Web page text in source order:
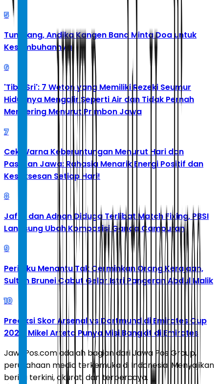
5
Tumbang, Andika Kangen Band Minta Doa untuk
Kesembuhannya
6
'Tibo Sri': 7 Weton yang Memiliki Rezeki Seumur
Hidupnya Mengalir Seperti Air dan Tidak Pernah
Mengering Menurut Primbon Jawa
7
Cek Warna Keberuntungan Menurut Hari dan
Pasaran Jawa: Rahasia Menarik Energi Positif dan
Kesuksesan Setiap Hari!
8
Jafar dan Adnan Diduga Terlibat Match Fixing, PBSI
Langsung Ubah Komposisi Ganda Campuran
9
Perilaku Menantu Tak Cerminkan Orang Kerajaan,
Sultan Brunei Cabut Gelar Istri Pangeran Abdul Malik
10
Prediksi Skor Arsenal vs Dortmund di Emirates Cup
2026: Mikel Arteta Punya Misi Bangkit di Emirates
JawaPos.com adalah bagian dari Jawa Pos Group,
perusahaan media terkemuka di Indonesia. Menyajikan
berita terkini, akurat, dan terpercaya.